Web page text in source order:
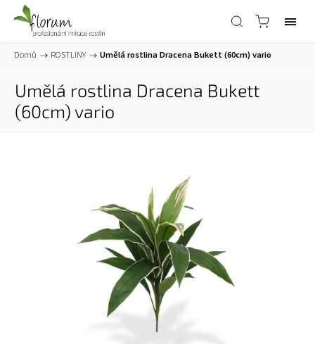
Domů / ROSTLINY / Umělá rostlina Dracena Bukett (60cm) vario
Umělá rostlina Dracena Bukett
(60cm) vario